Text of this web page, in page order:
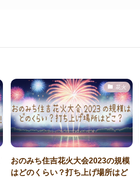
花火
おのみち住吉花火大会2023の規模
はどのくらい？打ち上げ場所はど